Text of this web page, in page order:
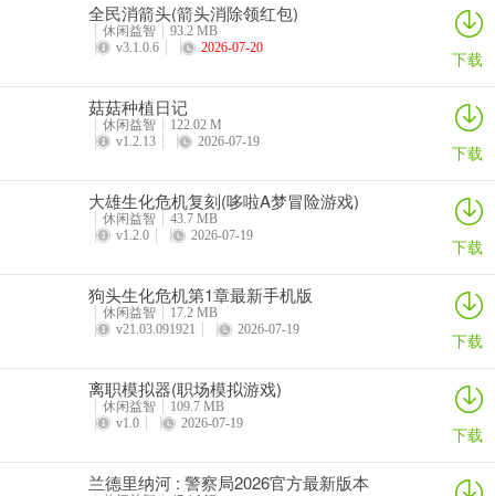
5、清新的界面规划，游戏拥有着简单易懂功能界面布局，让你在进入
游戏时可以轻松方便的选择。
闲来棋牌游戏规则
1、从视觉效果上给大家更熟悉的感觉，闲来棋牌尖端的游戏画质给玩
家带来不一样的体验，游戏战斗的过程是非常的安全与可靠，随时随
地都能和好友一起在裏麵展开棋牌竞技。
2、丰富多彩的游戏玩法平台，在其中包含了斗地主游戏游戏、斗牛、
拼三张等，尽情刺激的即时线上对决。全民斗牛牛2026最新版喜欢理
3、支持多种授权方式，无需繁琐的注册流程，一键登录轻松畅玩棋
4、全部真人的竞技场没有机器人存在，带来公平公正的棋牌竞技对战
玩法模式，多元化的游戏环境，拥有更多不一样的游戏体验，乐此不
全民消箭头(箭头消除领红包)
休闲益智
93.2 MB
v3.1.0.6
2026-07-20 下载
菇菇种植日记
休闲益智
122.02 M
v1.2.13
2026-07-19 下载
大雄生化危机复刻(哆啦A梦冒险游戏)
休闲益智
43.7 MB
v1.2.0
2026-07-19 下载
狗头生化危机第1章最新手机版
休闲益智
17.2 MB
v21.03.091921
2026-07-19 下载
离职模拟器(职场模拟游戏)
休闲益智
109.7 MB
v1.0
2026-07-19 下载
兰德里纳河 : 警察局2026官方最新版本